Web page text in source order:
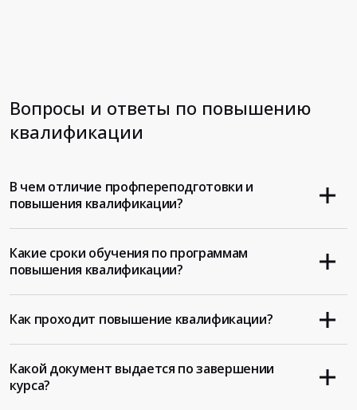
Вопросы и ответы по повышению
квалификации
В чем отличие профпереподготовки и
повышения квалификации?
Какие сроки обучения по программам
повышения квалификации?
Как проходит повышение квалификации?
Какой документ выдается по завершении
курса?